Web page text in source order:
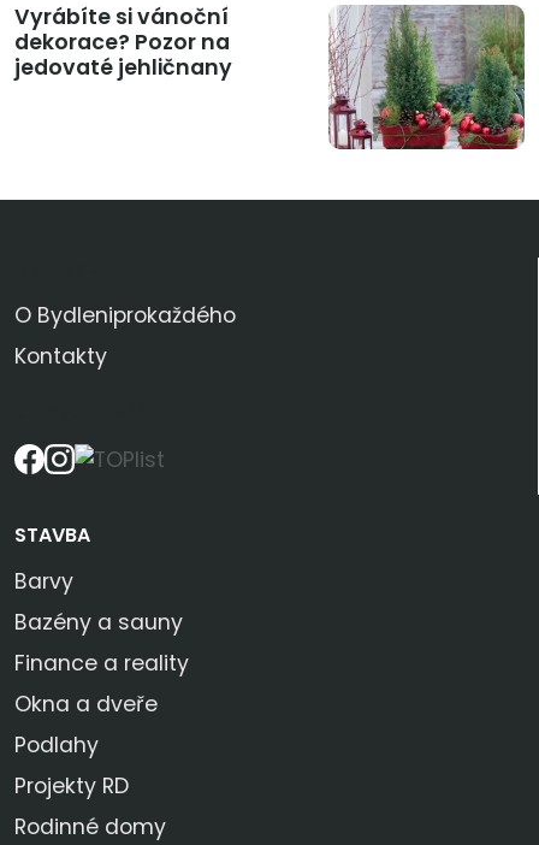
Vyrábíte si vánoční
dekorace? Pozor na
jedovaté jehličnany
O Bydleniprokaždého
Kontakty
STAVBA
Barvy
Bazény a sauny
Finance a reality
Okna a dveře
Podlahy
Projekty RD
Rodinné domy